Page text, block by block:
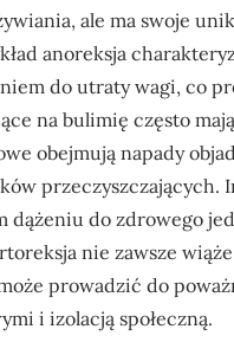
ale ma swoje
anoreksja
do utraty wagi, co
na bulimię często
obejmują napady
przeczyszczających.
dążeniu do zdrowego
nie zawsze
prowadzić do
i izolacją społeczną.